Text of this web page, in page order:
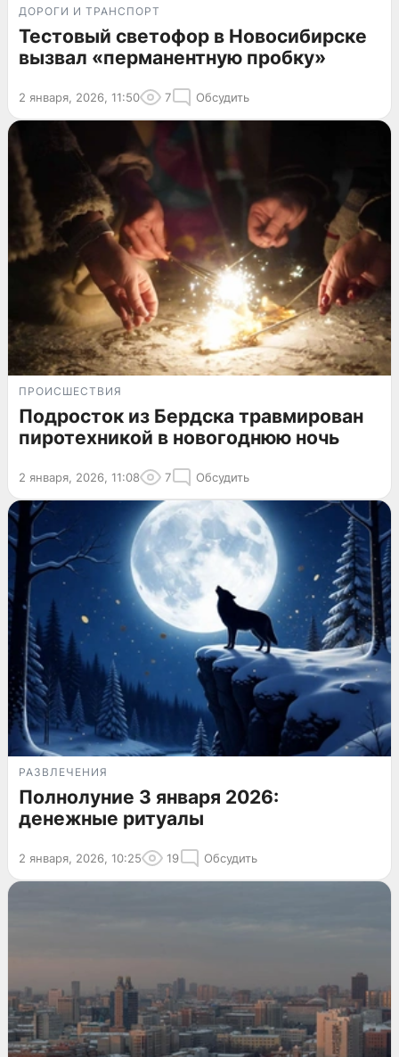
ДОРОГИ И ТРАНСПОРТ
Тестовый светофор в Новосибирске
вызвал «перманентную пробку»
2 января, 2026, 11:50 7 Обсудить
ПРОИСШЕСТВИЯ
Подросток из Бердска травмирован
пиротехникой в новогоднюю ночь
2 января, 2026, 11:08 7 Обсудить
РАЗВЛЕЧЕНИЯ
Полнолуние 3 января 2026:
денежные ритуалы
2 января, 2026, 10:25 19 Обсудить